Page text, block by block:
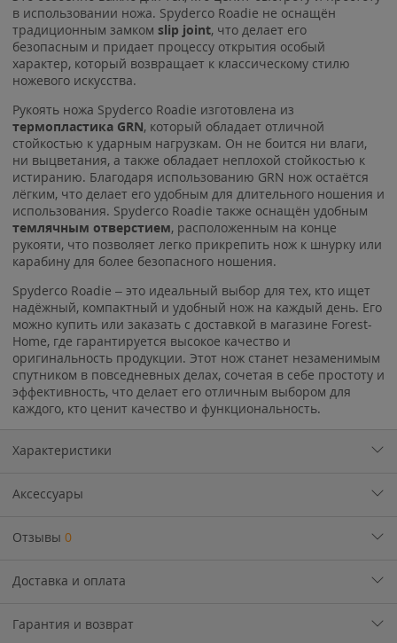
в использовании ножа. Spyderco Roadie не оснащён
традиционным замком slip joint, что делает его
безопасным и придает процессу открытия особый
характер, который возвращает к классическому стилю
ножевого искусства.
Рукоять ножа Spyderco Roadie изготовлена из
термопластика GRN, который обладает отличной
стойкостью к ударным нагрузкам. Он не боится ни влаги,
ни выцветания, а также обладает неплохой стойкостью к
истиранию. Благодаря использованию GRN нож остаётся
лёгким, что делает его удобным для длительного ношения и
использования. Spyderco Roadie также оснащён удобным
темлячным отверстием, расположенным на конце
рукояти, что позволяет легко прикрепить нож к шнурку или
карабину для более безопасного ношения.
Spyderco Roadie – это идеальный выбор для тех, кто ищет
надёжный, компактный и удобный нож на каждый день. Его
можно купить или заказать с доставкой в магазине Forest-
Home, где гарантируется высокое качество и
оригинальность продукции. Этот нож станет незаменимым
спутником в повседневных делах, сочетая в себе простоту и
эффективность, что делает его отличным выбором для
каждого, кто ценит качество и функциональность.
Характеристики
Аксессуары
Отзывы 0
Доставка и оплата
Гарантия и возврат